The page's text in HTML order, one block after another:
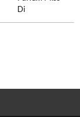
Di